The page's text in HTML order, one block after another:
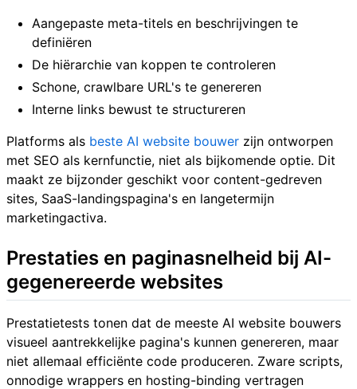
Aangepaste meta-titels en beschrijvingen te
definiëren
De hiërarchie van koppen te controleren
Schone, crawlbare URL's te genereren
Interne links bewust te structureren
Platforms als beste AI website bouwer zijn ontworpen
met SEO als kernfunctie, niet als bijkomende optie. Dit
maakt ze bijzonder geschikt voor content-gedreven
sites, SaaS-landingspagina's en langetermijn
marketingactiva.
Prestaties en paginasnelheid bij AI-
gegenereerde websites
Prestatietests tonen dat de meeste AI website bouwers
visueel aantrekkelijke pagina's kunnen genereren, maar
niet allemaal efficiënte code produceren. Zware scripts,
onnodige wrappers en hosting-binding vertragen